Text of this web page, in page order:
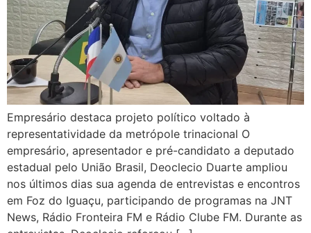
Empresário destaca projeto político voltado à
representatividade da metrópole trinacional O
empresário, apresentador e pré-candidato a deputado
estadual pelo União Brasil, Deoclecio Duarte ampliou
nos últimos dias sua agenda de entrevistas e encontros
em Foz do Iguaçu, participando de programas na JNT
News, Rádio Fronteira FM e Rádio Clube FM. Durante as